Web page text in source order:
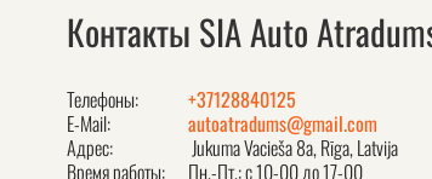
Контакты SIA Auto
Телефоны:
+37128840125
E-Mail:
autoatradums@gmail.com
Адрес:
Jukuma Vacieša 8a, Rīga, Latvija
Время работы:
Пн.-Пт.: с 10-00 до 17-00